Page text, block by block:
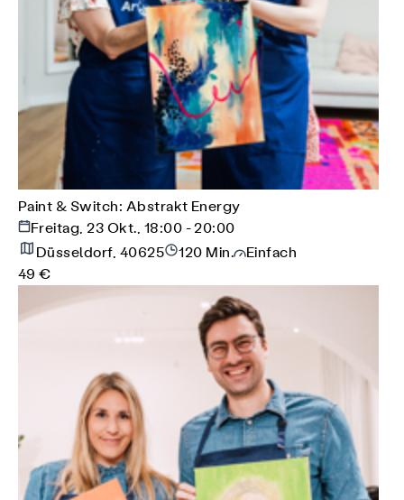
Paint & Switch: Abstrakt Energy
Freitag, 23 Okt., 18:00 - 20:00
Düsseldorf, 40625
120 Min.
Einfach
49 €